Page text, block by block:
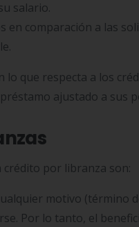
salario.
en comparación a las
que respecta a los
ajustado a sus
crédito por libranza son:
motivo (término
Por lo tanto, el